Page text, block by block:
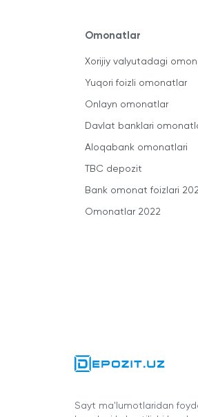
Omonatlar
Xorijiy valyutadagi
Yuqori foizli omonatlar
Onlayn omonatlar
Davlat banklari
Aloqabank omonatlari
TBC depozit
Bank omonat foizlari
Omonatlar 2022
Sayt ma'lumotlaridan